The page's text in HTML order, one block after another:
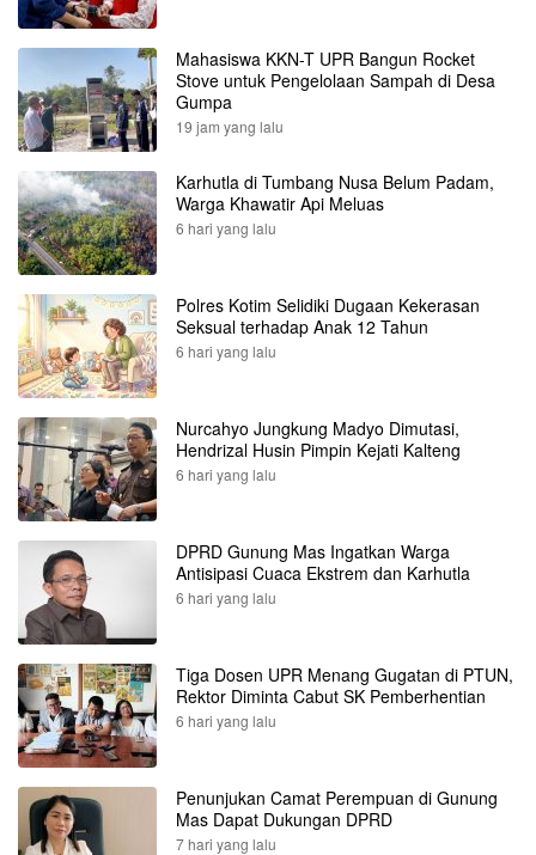
Mahasiswa KKN-T UPR Bangun Rocket
Stove untuk Pengelolaan Sampah di Desa
Gumpa
19 jam yang lalu
Karhutla di Tumbang Nusa Belum Padam,
Warga Khawatir Api Meluas
6 hari yang lalu
Polres Kotim Selidiki Dugaan Kekerasan
Seksual terhadap Anak 12 Tahun
6 hari yang lalu
Nurcahyo Jungkung Madyo Dimutasi,
Hendrizal Husin Pimpin Kejati Kalteng
6 hari yang lalu
DPRD Gunung Mas Ingatkan Warga
Antisipasi Cuaca Ekstrem dan Karhutla
6 hari yang lalu
Tiga Dosen UPR Menang Gugatan di PTUN,
Rektor Diminta Cabut SK Pemberhentian
6 hari yang lalu
Penunjukan Camat Perempuan di Gunung
Mas Dapat Dukungan DPRD
7 hari yang lalu